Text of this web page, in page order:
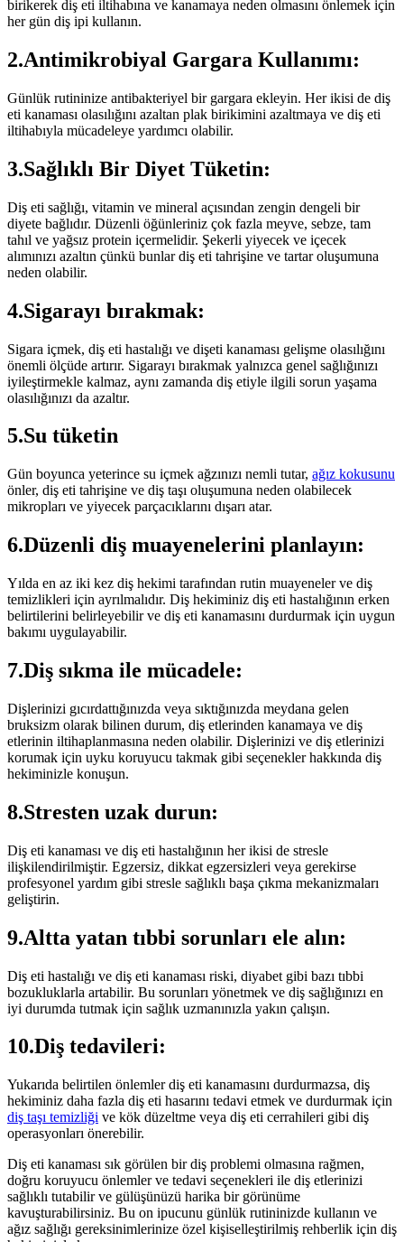
birikerek diş eti iltihabına ve kanamaya neden olmasını önlemek için
her gün diş ipi kullanın.
2.Antimikrobiyal Gargara Kullanımı:
Günlük rutininize antibakteriyel bir gargara ekleyin. Her ikisi de diş
eti kanaması olasılığını azaltan plak birikimini azaltmaya ve diş eti
iltihabıyla mücadeleye yardımcı olabilir.
3.Sağlıklı Bir Diyet Tüketin:
Diş eti sağlığı, vitamin ve mineral açısından zengin dengeli bir
diyete bağlıdır. Düzenli öğünleriniz çok fazla meyve, sebze, tam
tahıl ve yağsız protein içermelidir. Şekerli yiyecek ve içecek
alımınızı azaltın çünkü bunlar diş eti tahrişine ve tartar oluşumuna
neden olabilir.
4.Sigarayı bırakmak:
Sigara içmek, diş eti hastalığı ve dişeti kanaması gelişme olasılığını
önemli ölçüde artırır. Sigarayı bırakmak yalnızca genel sağlığınızı
iyileştirmekle kalmaz, aynı zamanda diş etiyle ilgili sorun yaşama
olasılığınızı da azaltır.
5.Su tüketin
Gün boyunca yeterince su içmek ağzınızı nemli tutar, ağız kokusunu
önler, diş eti tahrişine ve diş taşı oluşumuna neden olabilecek
mikropları ve yiyecek parçacıklarını dışarı atar.
6.Düzenli diş muayenelerini planlayın:
Yılda en az iki kez diş hekimi tarafından rutin muayeneler ve diş
temizlikleri için ayrılmalıdır. Diş hekiminiz diş eti hastalığının erken
belirtilerini belirleyebilir ve diş eti kanamasını durdurmak için uygun
bakımı uygulayabilir.
7.Diş sıkma ile mücadele:
Dişlerinizi gıcırdattığınızda veya sıktığınızda meydana gelen
bruksizm olarak bilinen durum, diş etlerinden kanamaya ve diş
etlerinin iltihaplanmasına neden olabilir. Dişlerinizi ve diş etlerinizi
korumak için uyku koruyucu takmak gibi seçenekler hakkında diş
hekiminizle konuşun.
8.Stresten uzak durun:
Diş eti kanaması ve diş eti hastalığının her ikisi de stresle
ilişkilendirilmiştir. Egzersiz, dikkat egzersizleri veya gerekirse
profesyonel yardım gibi stresle sağlıklı başa çıkma mekanizmaları
geliştirin.
9.Altta yatan tıbbi sorunları ele alın:
Diş eti hastalığı ve diş eti kanaması riski, diyabet gibi bazı tıbbi
bozukluklarla artabilir. Bu sorunları yönetmek ve diş sağlığınızı en
iyi durumda tutmak için sağlık uzmanınızla yakın çalışın.
10.Diş tedavileri:
Yukarıda belirtilen önlemler diş eti kanamasını durdurmazsa, diş
hekiminiz daha fazla diş eti hasarını tedavi etmek ve durdurmak için
diş taşı temizliği ve kök düzeltme veya diş eti cerrahileri gibi diş
operasyonları önerebilir.
Diş eti kanaması sık görülen bir diş problemi olmasına rağmen,
doğru koruyucu önlemler ve tedavi seçenekleri ile diş etlerinizi
sağlıklı tutabilir ve gülüşünüzü harika bir görünüme
kavuşturabilirsiniz. Bu on ipucunu günlük rutininizde kullanın ve
ağız sağlığı gereksinimlerinize özel kişiselleştirilmiş rehberlik için diş